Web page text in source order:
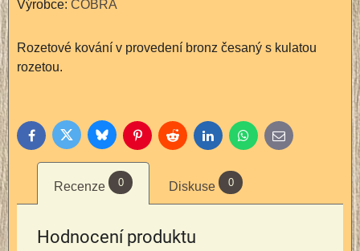
Výrobce: COBRA
Rozetové kování v provedení bronz česaný s kulatou
rozetou.
FacebookTwitter BlueskyPinterestReddit LinkedInWhatsApp
E-
mail
Recenze 0 Diskuse 0
Hodnocení produktu